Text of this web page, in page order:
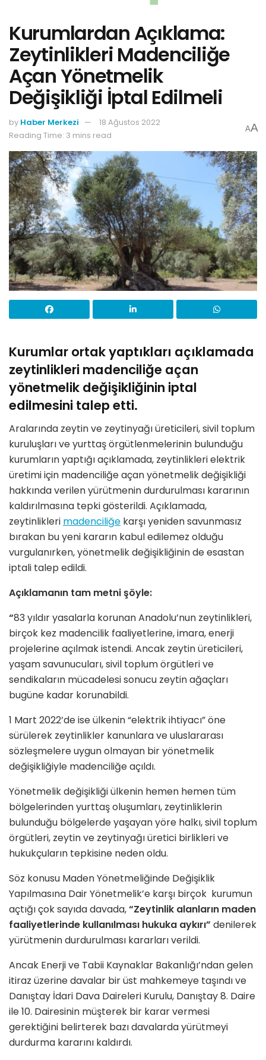
Kurumlardan Açıklama:
Zeytinlikleri Madenciliğe
Açan Yönetmelik
Değişikliği İptal Edilmeli
by Haber Merkezi
18 Ağustos 2022
Reading Time: 3 mins read
AA
Kurumlar ortak yaptıkları açıklamada
zeytinlikleri madenciliğe açan
yönetmelik değişikliğinin iptal
edilmesini talep etti.
Aralarında zeytin ve zeytinyağı üreticileri, sivil toplum
kuruluşları ve yurttaş örgütlenmelerinin bulunduğu
kurumların yaptığı açıklamada, zeytinlikleri elektrik
üretimi için madenciliğe açan yönetmelik değişikliği
hakkında verilen yürütmenin durdurulması kararının
kaldırılmasına tepki gösterildi. Açıklamada,
zeytinlikleri madenciliğe karşı yeniden savunmasız
bırakan bu yeni kararın kabul edilemez olduğu
vurgulanırken, yönetmelik değişikliğinin de esastan
iptali talep edildi.
Açıklamanın tam metni şöyle:
“83 yıldır yasalarla korunan Anadolu’nun zeytinlikleri,
birçok kez madencilik faaliyetlerine, imara, enerji
projelerine açılmak istendi. Ancak zeytin üreticileri,
yaşam savunucuları, sivil toplum örgütleri ve
sendikaların mücadelesi sonucu zeytin ağaçları
bugüne kadar korunabildi.
1 Mart 2022’de ise ülkenin “elektrik ihtiyacı” öne
sürülerek zeytinlikler kanunlara ve uluslararası
sözleşmelere uygun olmayan bir yönetmelik
değişikliğiyle madenciliğe açıldı.
Yönetmelik değişikliği ülkenin hemen hemen tüm
bölgelerinden yurttaş oluşumları, zeytinliklerin
bulunduğu bölgelerde yaşayan yöre halkı, sivil toplum
örgütleri, zeytin ve zeytinyağı üretici birlikleri ve
hukukçuların tepkisine neden oldu.
Söz konusu Maden Yönetmeliğinde Değişiklik
Yapılmasına Dair Yönetmelik’e karşı birçok kurumun
açtığı çok sayıda davada,“Zeytinlik alanların maden
faaliyetlerinde kullanılması hukuka aykırı” denilerek
yürütmenin durdurulması kararları verildi.
Ancak Enerji ve Tabii Kaynaklar Bakanlığı’ndan gelen
itiraz üzerine davalar bir üst mahkemeye taşındı ve
Danıştay İdari Dava Daireleri Kurulu, Danıştay 8. Daire
ile 10. Dairesinin müşterek bir karar vermesi
gerektiğini belirterek bazı davalarda yürütmeyi
durdurma kararını kaldırdı.